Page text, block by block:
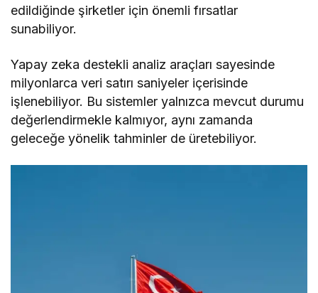
edildiğinde şirketler için önemli fırsatlar
sunabiliyor.
Yapay zeka destekli analiz araçları sayesinde
milyonlarca veri satırı saniyeler içerisinde
işlenebiliyor. Bu sistemler yalnızca mevcut durumu
değerlendirmekle kalmıyor, aynı zamanda
geleceğe yönelik tahminler de üretebiliyor.